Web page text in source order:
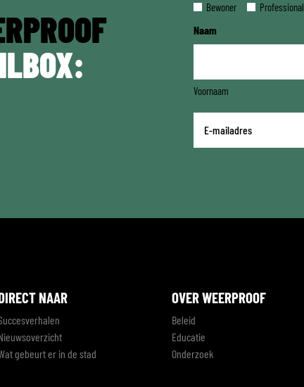
Bewoner Professional
Naam
Voornaam
mailadres
NAAR
gebeurt er in de stad
OVER WEERPROOF
Beleid
Educatie
Onderzoek